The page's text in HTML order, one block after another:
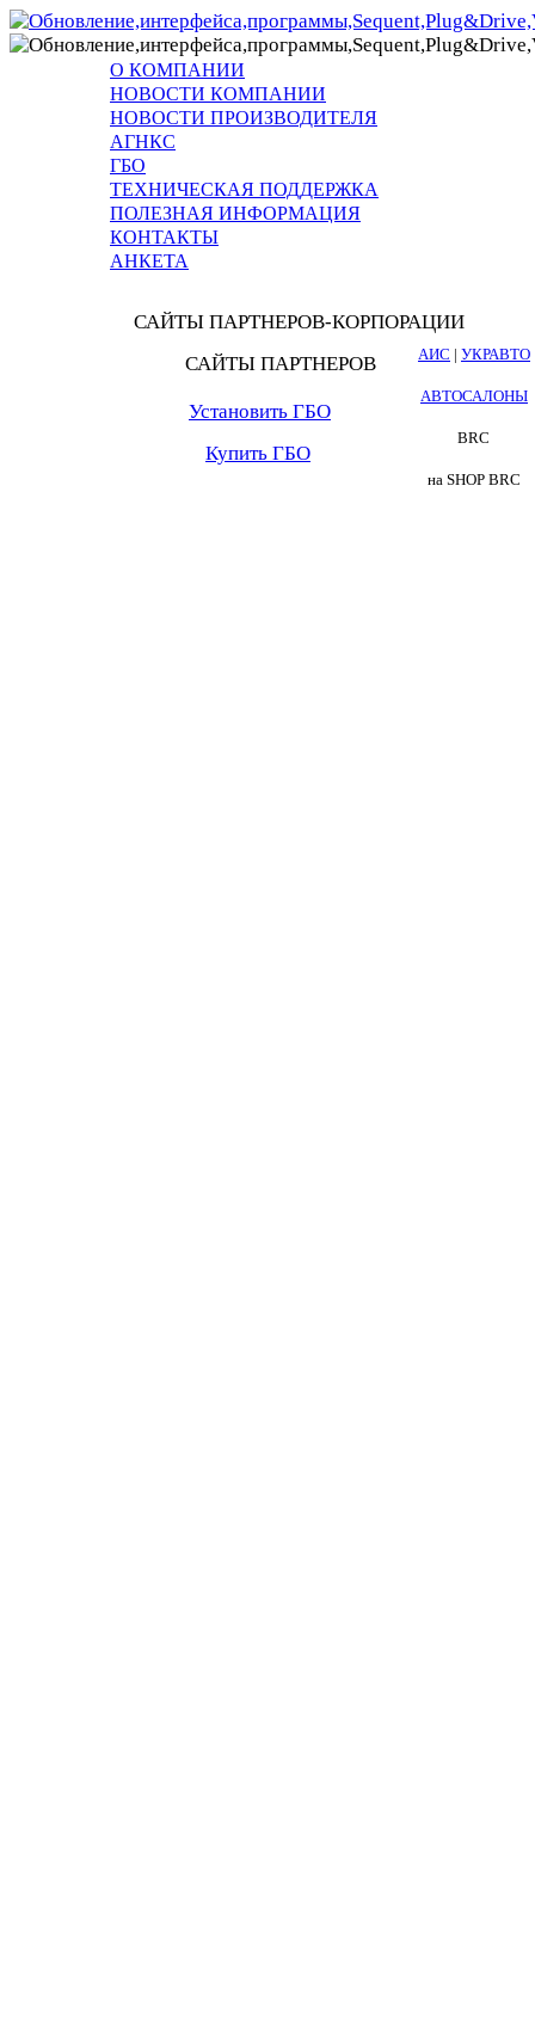
О КОМПАНИИ
НОВОСТИ КОМПАНИИ
НОВОСТИ ПРОИЗВОДИТЕЛЯ
АГНКС
ГБО
ТЕХНИЧЕСКАЯ ПОДДЕРЖКА
ПОЛЕЗНАЯ ИНФОРМАЦИЯ
КОНТАКТЫ
АНКЕТА
САЙТЫ ПАРТНЕРОВ-КОРПОРАЦИИ
АИС УКРАВТО
САЙТЫ ПАРТНЕРОВ
АВТОСАЛОНЫ
Установить ГБО
BRC
Купить ГБО
на SHOP BRC